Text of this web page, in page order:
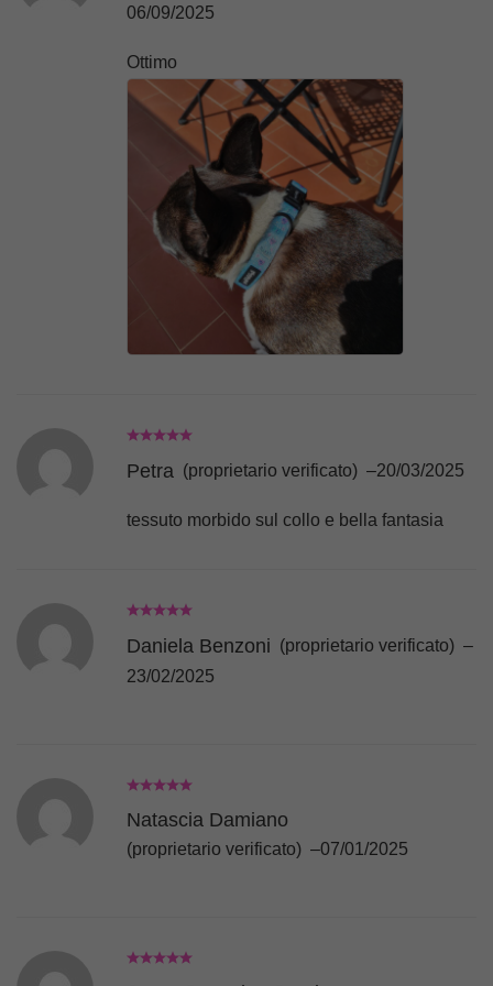
06/09/2025
Ottimo
Petra (proprietario verificato) –20/03/2025
tessuto morbido sul collo e bella fantasia
Daniela Benzoni (proprietario verificato) –
23/02/2025
Natascia Damiano
(proprietario verificato) –07/01/2025